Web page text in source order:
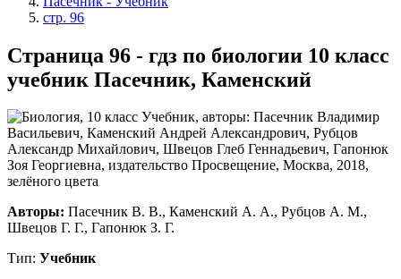
стр. 96
Страница 96 - гдз по биологии 10 класс
учебник Пасечник, Каменский
Авторы: Пасечник В. В., Каменский А. А., Рубцов А. М.,
Швецов Г. Г., Гапонюк З. Г.
Тип: Учебник